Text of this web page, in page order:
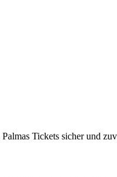
Tickets sicher und